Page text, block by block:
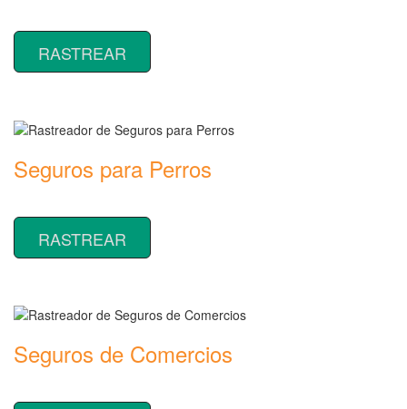
RASTREAR
Seguros para Perros
RASTREAR
Seguros de Comercios